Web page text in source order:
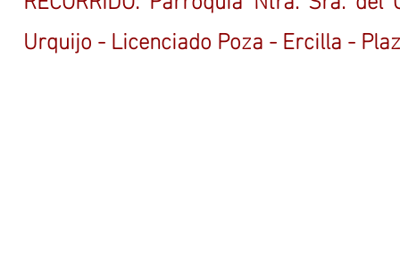
Urquijo - Licenciado Poza- Ercilla -